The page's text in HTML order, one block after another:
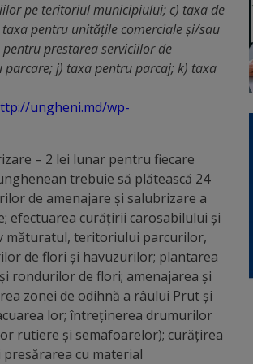
ре teritoriul municipiului; c) taxa de
pentru unitățile comerciale și/sau
prestarea serviciilor de
j) taxa pentru parcaj; k) taxa
ungheni.md/wp-
– 2 lei lunar pentru fiecare
trebuie să plătească 24
de amenajare şi salubrizare a
efectuarea curăţirii carosabilului şi
măturatul, teritoriului parcurilor,
de flori și havuzurilor; plantarea
rondurilor de flori; amenajarea şi
zonei de odihnă a râului Prut şi
lor; întreținerea drumurilor
rutiere şi semafoarelor); curăţirea
cu material